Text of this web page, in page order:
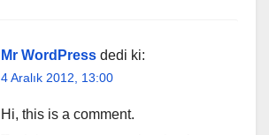
Mr WordPress dedi ki:
4 Aralık 2012, 13:00
Hi, this is a comment.